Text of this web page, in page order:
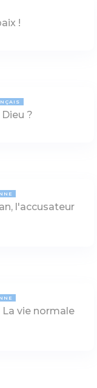
!
?
l'accusateur
vie normale